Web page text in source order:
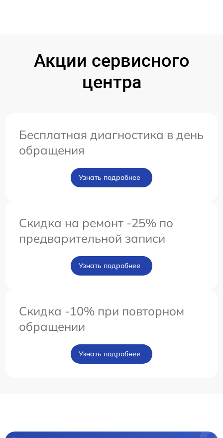
Акции сервисного
центра
Бесплатная диагностика в день
обращения
Узнать подробнее
Скидка на ремонт -25% по
предварительной записи
Узнать подробнее
Скидка -10% при повторном
обращении
Узнать подробнее